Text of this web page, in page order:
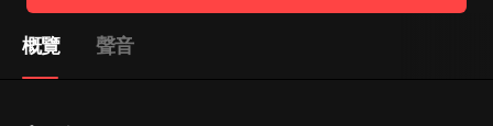
概覽 聲音